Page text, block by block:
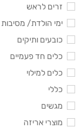
זרים לראש
ימי הולדת/ מסיבות
כובעים ותיקים
כלים חד פעמיים
כלים למילוי
כללי
מגשים
מוצרי אריזה